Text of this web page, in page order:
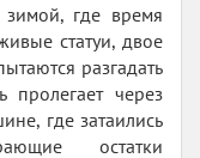
где время
статуи, двое
разгадать
пролегает через
где затаились
остатки